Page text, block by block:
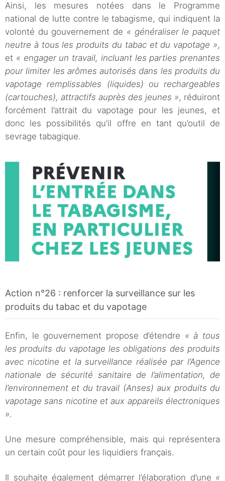
Ainsi, les mesures notées dans le Programme
national de lutte contre le tabagisme, qui indiquent la
volonté du gouvernement de « généraliser le paquet
neutre à tous les produits du tabac et du vapotage »,
et « engager un travail, incluant les parties prenantes
pour limiter les arômes autorisés dans les produits du
vapotage remplissables (liquides) ou rechargeables
(cartouches), attractifs auprès des jeunes », réduiront
forcément l’attrait du vapotage pour les jeunes, et
donc les possibilités qu’il offre en tant qu’outil de
sevrage tabagique.
Action n°26 : renforcer la surveillance sur les
produits du tabac et du vapotage
Enfin, le gouvernement propose d’étendre « à tous
les produits du vapotage les obligations des produits
avec nicotine et la surveillance réalisée par l’Agence
nationale de sécurité sanitaire de l’alimentation, de
l’environnement et du travail (Anses) aux produits du
vapotage sans nicotine et aux appareils électroniques
».
Une mesure compréhensible, mais qui représentera
un certain coût pour les liquidiers français.
Il souhaite également démarrer l’élaboration d’une «